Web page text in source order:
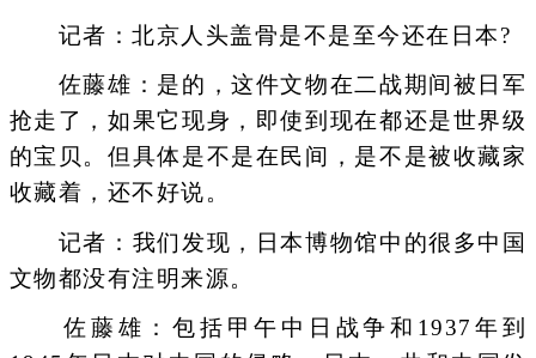
记者：北京人头盖骨是不是至今还在日本?
佐藤雄：是的，这件文物在二战期间被日军
抢走了，如果它现身，即使到现在都还是世界级
的宝贝。但具体是不是在民间，是不是被收藏家
收藏着，还不好说。
记者：我们发现，日本博物馆中的很多中国
文物都没有注明来源。
佐藤雄：包括甲午中日战争和1937年到